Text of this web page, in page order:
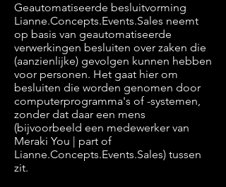
Geautomatiseerde besluitvorming
Lianne.Concepts.Events.Sales neemt
op basis van geautomatiseerde
verwerkingen besluiten over zaken die
(aanzienlijke) gevolgen kunnen hebben
voor personen. Het gaat hier om
besluiten die worden genomen door
computerprogramma's of -systemen,
zonder dat daar een mens
(bijvoorbeeld een medewerker van
Meraki You | part of
Lianne.Concepts.Events.Sales) tussen
zit.